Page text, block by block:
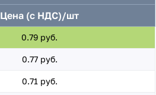
Цена (с НДС)/шт
0.79 руб.
0.77 руб.
0.71 руб.